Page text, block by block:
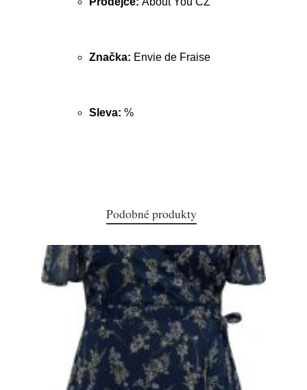
Značka: Envie de Fraise
Sleva: %
Podobné produkty